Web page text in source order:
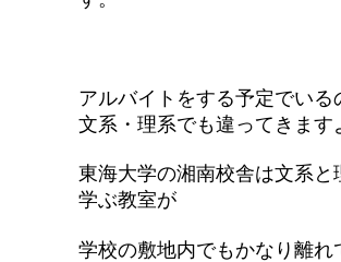
アルバイトをする予定でいる
文系・理系でも違ってきます
東海大学の湘南校舎は文系と
学ぶ教室が
学校の敷地内でもかなり離れ